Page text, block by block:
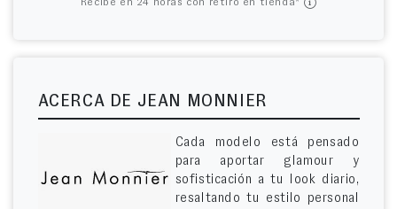
Recibe en 24 horas con retiro en tienda*
ACERCA DE JEAN MONNIER
Cada modelo está pensado
para aportar glamour y
sofisticación a tu look diario,
resaltando tu estilo personal